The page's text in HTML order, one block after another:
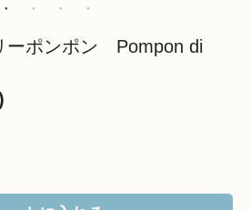
ーポンポン Pompon di